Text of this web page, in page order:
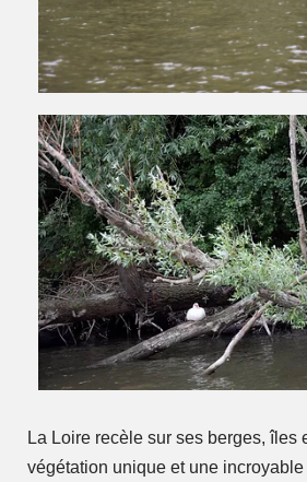
La Loire recèle sur ses berges, îles
végétation unique et une